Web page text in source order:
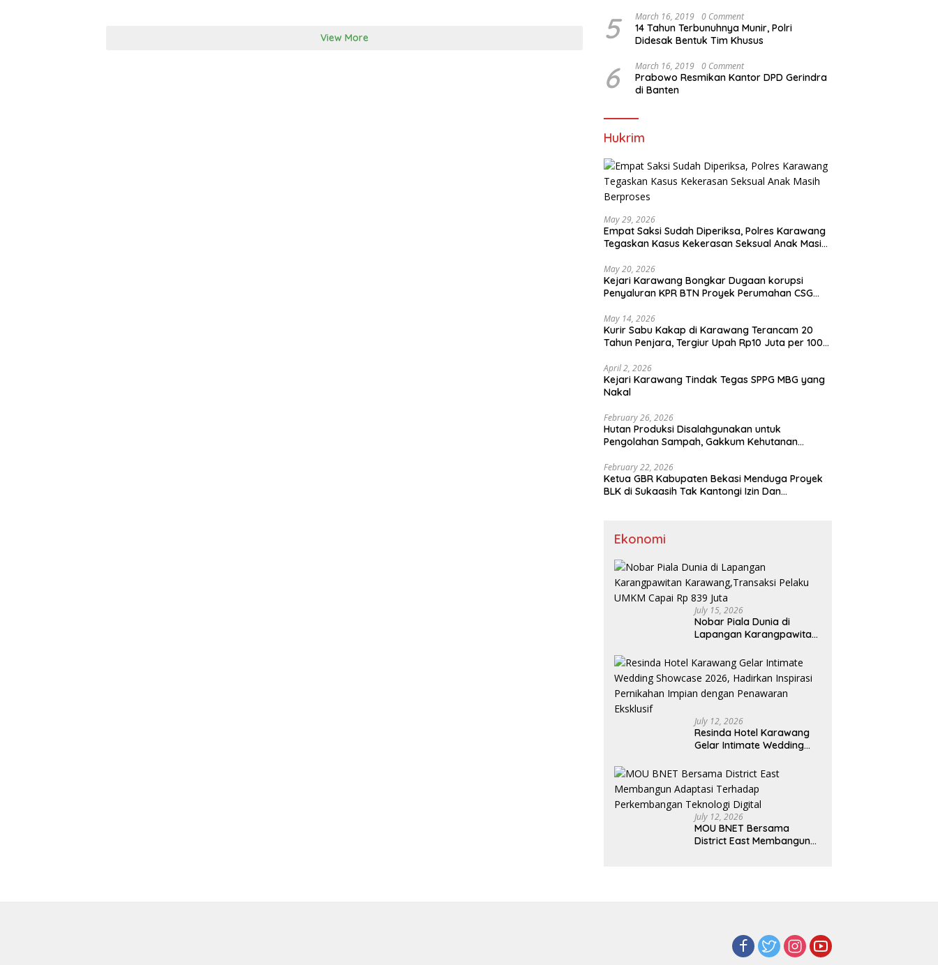
View More 5 March 16, 2019 0 Comment
14 Tahun Terbunuhnya Munir, Polri
Didesak Bentuk Tim Khusus
6 March 16, 2019 0 Comment
Prabowo Resmikan Kantor DPD Gerindra
di Banten
Hukrim
May 29, 2026
Empat Saksi Sudah Diperiksa, Polres Karawang
Tegaskan Kasus Kekerasan Seksual Anak Masih
May 20, 2026
Kejari Karawang Bongkar Dugaan korupsi
Penyaluran KPR BTN Proyek Perumahan CSG
May 14, 2026
Kurir Sabu Kakap di Karawang Terancam 20
Tahun Penjara, Tergiur Upah Rp10 Juta per 100
April 2, 2026
Kejari Karawang Tindak Tegas SPPG MBG yang
Nakal
February 26, 2026
Hutan Produksi Disalahgunakan untuk
Pengolahan Sampah, Gakkum Kehutanan
February 22, 2026
Ketua GBR Kabupaten Bekasi Menduga Proyek
BLK di Sukaasih Tak Kantongi Izin Dan
Ekonomi
July 15, 2026
Nobar Piala Dunia di
Lapangan Karangpawitan
Pelaku UMKM Capai Rp 839
July 12, 2026
Resinda Hotel Karawang
Gelar Intimate Wedding
Inspirasi Pernikahan
Impian dengan Penawaran
Eksklusif
July 12, 2026
MOU BNET Bersama
District East Membangun